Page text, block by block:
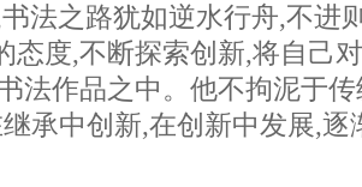
法之路犹如逆水行舟,不进
态度,不断探索创新,将自己
法作品之中。他不拘泥于
承中创新,在创新中发展,逐